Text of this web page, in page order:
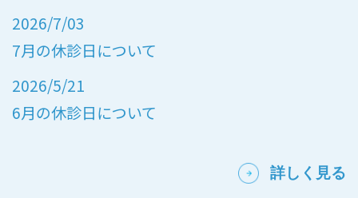
2026/7/03
7月の休診日について
2026/5/21
6月の休診日について
詳しく見る